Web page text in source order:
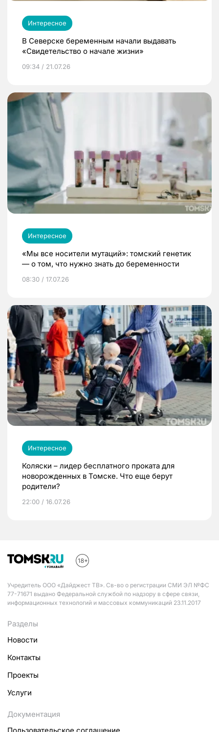
Интересное
В Северске беременным начали выдавать
«Свидетельство о начале жизни»
09:34 / 21.07.26
Интересное
«Мы все носители мутаций»: томский генетик
— о том, что нужно знать до беременности
08:30 / 17.07.26
Интересное
Коляски – лидер бесплатного проката для
новорожденных в Томске. Что еще берут
родители?
22:00 / 16.07.26
Учредитель ООО «Дайджест ТВ». Св-во о регистрации СМИ ЭЛ №ФС
77-71671 выдано Федеральной службой по надзору в сфере связи,
информационных технологий и массовых коммуникаций 23.11.2017
Разделы
Новости
Контакты
Проекты
Услуги
Документация